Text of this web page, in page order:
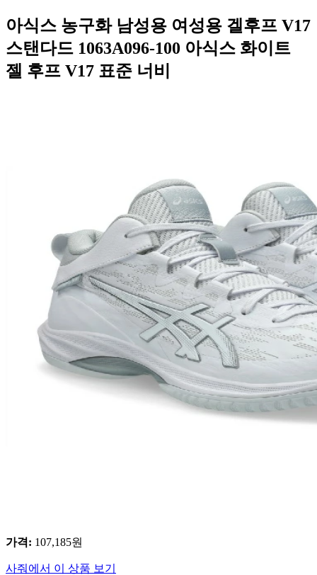
아식스 농구화 남성용 여성용 겔후프 V17
스탠다드 1063A096-100 아식스 화이트
젤 후프 V17 표준 너비
가격: 107,185원
사줘에서 이 상품 보기